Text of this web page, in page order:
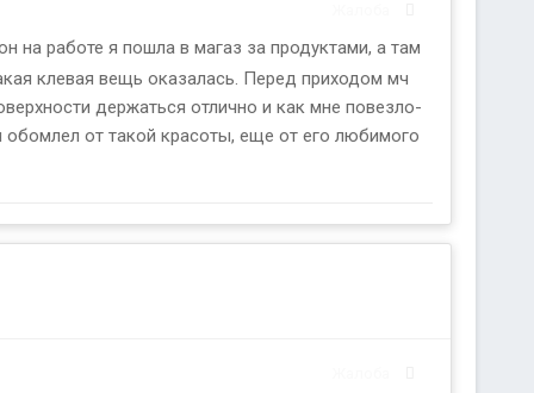
на работе я пошла в магаз за продуктами, а там
клевая вещь оказалась. Перед приходом мч
держаться отлично и как мне повезло-
от такой красоты, еще от его любимого